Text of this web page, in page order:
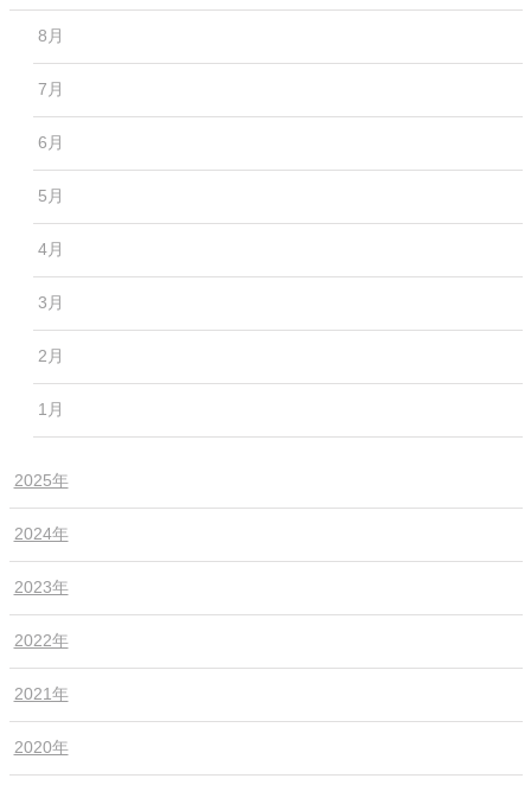
8月
7月
6月
5月
4月
3月
2月
1月
2025年
2024年
2023年
2022年
2021年
2020年